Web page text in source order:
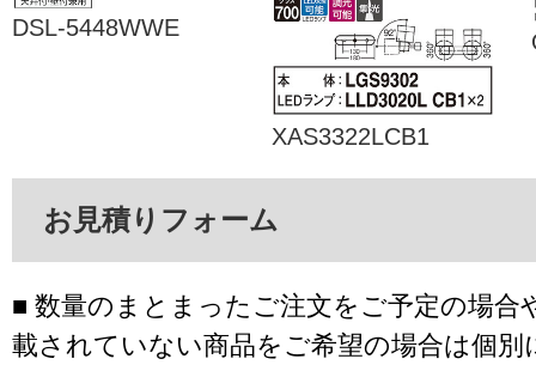
DSL-5448WWE
XAS3322LCB1
お見積りフォーム
■ 数量のまとまったご注文をご予定の場合
載されていない商品をご希望の場合は個別